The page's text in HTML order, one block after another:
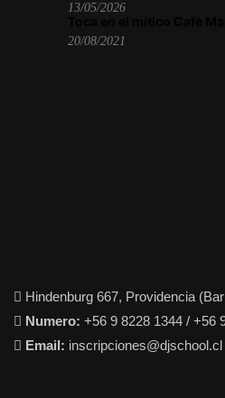
13/05/2026
20/08/2021
Hindenburg 667, Providencia
Numero: +56 9 8228 1344 / +56
Email: inscripciones@djschool.cl